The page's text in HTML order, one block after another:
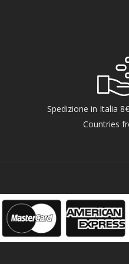
Spedizione in Italia
Countries